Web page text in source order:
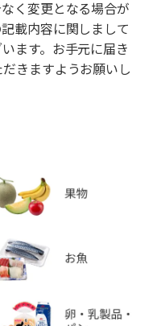
く変更となる場合が
載内容に関しまして
ます。お手元に届き
きますようお願いし